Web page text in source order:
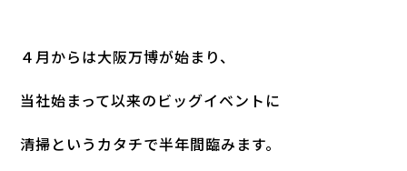
４月からは大阪万博が始まり、
当社始まって以来のビッグイベントに
清掃というカタチで半年間臨みます。